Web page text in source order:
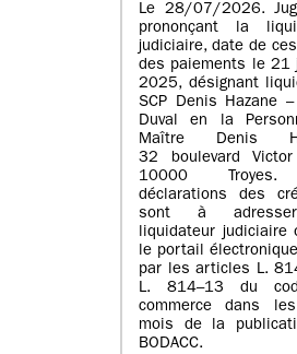
Le 28/07/2026.
prononçant la
judiciaire, date de
des paiements le 21
2025, désignant
SCP Denis Hazane –
Duval en la
Maître Denis
32 boulevard
10000
déclarations des
sont à
liquidateur judiciaire
le portail
par les articles L.
L. 814–13 du
commerce dans
mois de la
BODACC.